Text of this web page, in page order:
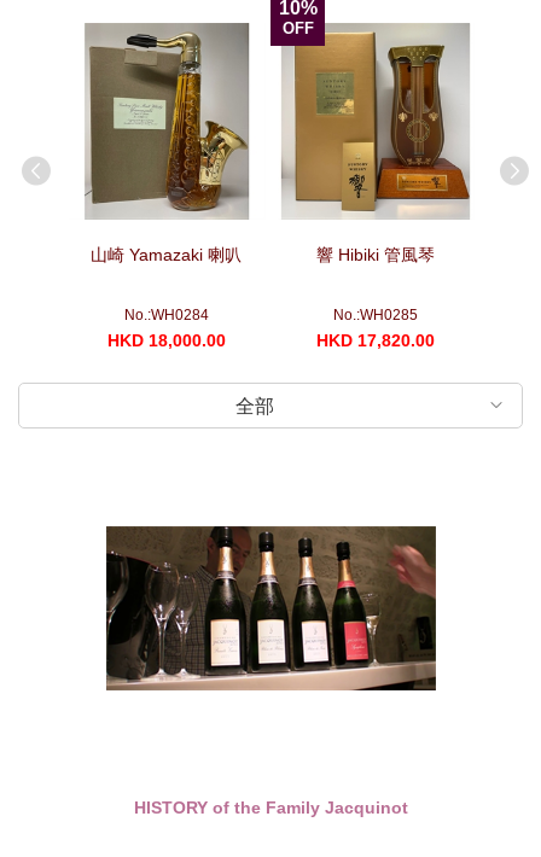
山崎 Yamazaki 喇叭
No.:WH0284
HKD 18,000.00
10%
OFF
響 Hibiki 管風琴
No.:WH0285
HKD 17,820.00
全部
HISTORY of the Family Jacquinot